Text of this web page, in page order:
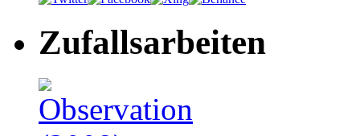
Zufallsarbeiten